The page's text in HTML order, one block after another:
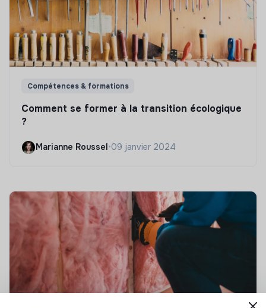
Compétences & formations
Comment se former à la transition écologique
?
Marianne Roussel •09 janvier 2024